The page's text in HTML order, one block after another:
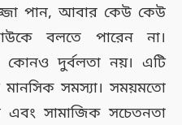
পান, আবার কেউ কেউ
বলতে পারেন না।
কোনও দুর্বলতা নয়। এটি
মানসিক সমস্যা। সময়মতো
এবং সামাজিক সচেতনতা